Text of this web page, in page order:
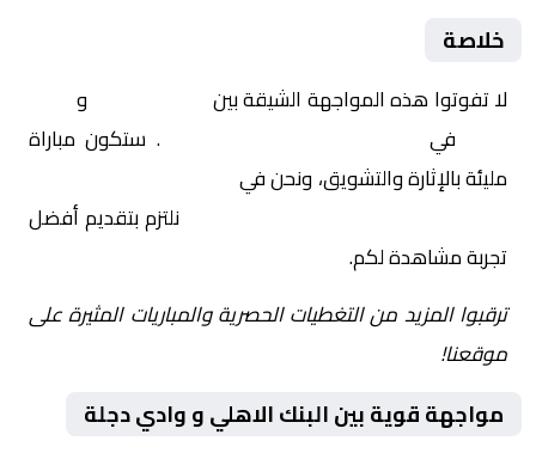
خلاصة
لا تفوتوا هذه المواجهة الشيقة بين و
في
. ستكون مباراة
مليئة بالإثارة والتشويق، ونحن في
نلتزم بتقديم أفضل
تجربة مشاهدة لكم.
ترقبوا المزيد من التغطيات الحصرية والمباريات المثيرة على
موقعنا!
مواجهة قوية بين البنك الاهلي و وادي دجلة